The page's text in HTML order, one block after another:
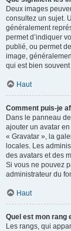
Deux images
consultez un sujet.
généralement
permet d’indiquer
publié, ou permet
image,
qui est bien
Haut
Comment puis-je
Dans le panneau
ajouter un avatar
« Gravatar », la
locales. Les
des avatars et des
Si vous ne pouvez
administrateur du
Haut
Quel est mon rang
Les rangs, qui